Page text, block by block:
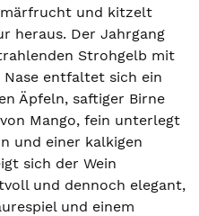
und kitzelt
heraus. Der Jahrgang
Strohgelb mit
entfaltet sich ein
Äpfeln, saftiger Birne
Mango, fein unterlegt
und einer kalkigen
sich der Wein
und dennoch elegant,
und einem